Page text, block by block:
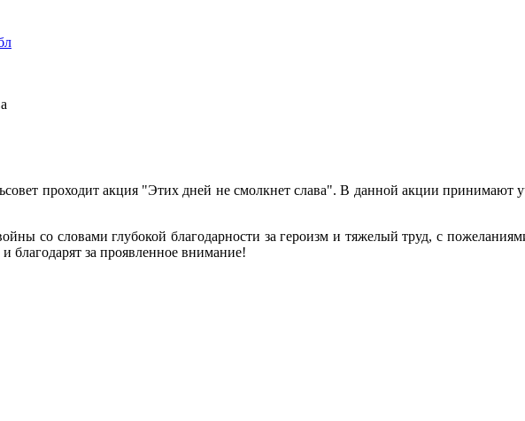
проходит акция "Этих дней не смолкнет слава". В данной акции
со словами глубокой благодарности за героизм и тяжелый труд, с
благодарят за проявленное внимание!